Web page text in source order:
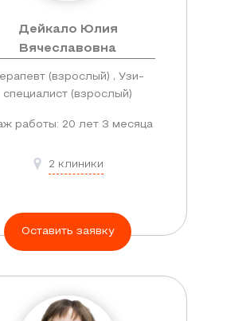
Дейкало Юлия
Вячеславовна
(взрослый) , Узи-
специалист (взрослый)
работы: 20 лет 3 месяца
2 клиники
Оставить заявку